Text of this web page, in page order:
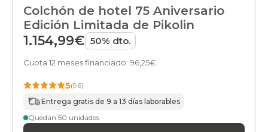
Colchón de hotel 75 Aniversario
Edición Limitada de Pikolin
1.154,99€ 50% dto.
Cuota 12 meses financiado: 96,25€
5(96)
Entrega gratis de 9 a 13 días laborables
Quedan 50 unidades